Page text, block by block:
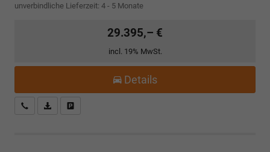
unverbindliche Lieferzeit: 4 - 5 Monate
29.395,– €
incl. 19% MwSt.
Details
Kostenloser Rückruf-Service
PDF-Datei, Fahrzeugexposé drucken